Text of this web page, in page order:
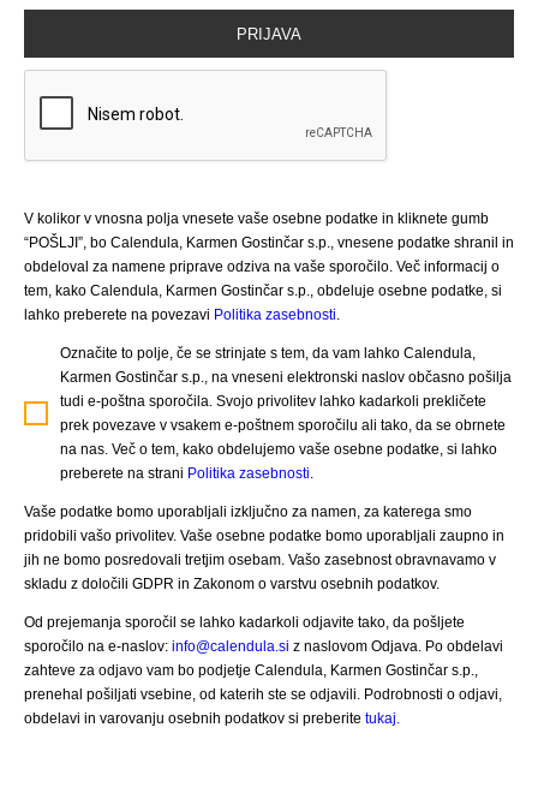
V kolikor v vnosna polja vnesete vaše osebne podatke in kliknete gumb
“POŠLJI”, bo Calendula, Karmen Gostinčar s.p., vnesene podatke shranil in
obdeloval za namene priprave odziva na vaše sporočilo. Več informacij o
tem, kako Calendula, Karmen Gostinčar s.p., obdeluje osebne podatke, si
lahko preberete na povezavi Politika zasebnosti.
Označite to polje, če se strinjate s tem, da vam lahko Calendula,
Karmen Gostinčar s.p., na vneseni elektronski naslov občasno pošilja
tudi e-poštna sporočila. Svojo privolitev lahko kadarkoli prekličete
prek povezave v vsakem e-poštnem sporočilu ali tako, da se obrnete
na nas. Več o tem, kako obdelujemo vaše osebne podatke, si lahko
preberete na strani Politika zasebnosti.
Vaše podatke bomo uporabljali izključno za namen, za katerega smo
pridobili vašo privolitev. Vaše osebne podatke bomo uporabljali zaupno in
jih ne bomo posredovali tretjim osebam. Vašo zasebnost obravnavamo v
skladu z določili GDPR in Zakonom o varstvu osebnih podatkov.
Od prejemanja sporočil se lahko kadarkoli odjavite tako, da pošljete
sporočilo na e-naslov: info@calendula.si z naslovom Odjava. Po obdelavi
zahteve za odjavo vam bo podjetje Calendula, Karmen Gostinčar s.p.,
prenehal pošiljati vsebine, od katerih ste se odjavili. Podrobnosti o odjavi,
obdelavi in varovanju osebnih podatkov si preberite tukaj.